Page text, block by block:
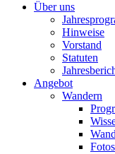
Über uns
Hinweise
Vorstand
Statuten
Angebot
Wandern
Fotos